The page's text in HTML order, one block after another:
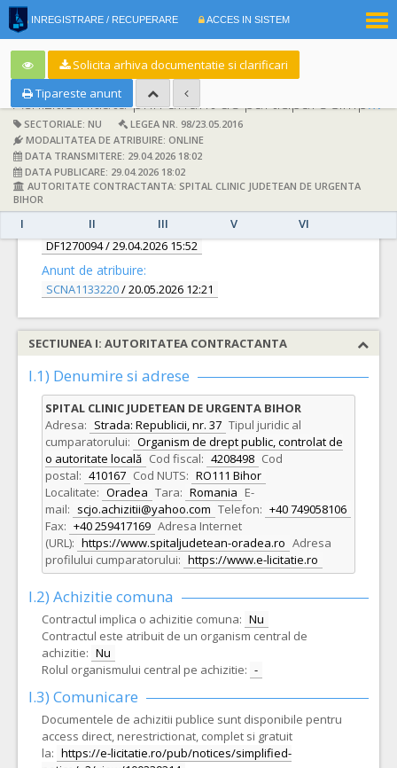
INREGISTRARE / RECUPERARE ACCES IN SISTEM
Solicita arhiva documentatie si clarificari
Tipareste anunt
Achizitie initiata prin anunt de participare simplificat:
SECTORIALE: NU
LEGEA NR. 98/23.05.2016
MODALITATEA DE ATRIBUIRE: ONLINE
DATA TRANSMITERE: 29.04.2026 18:02
DATA PUBLICARE: 29.04.2026 18:02
AUTORITATE CONTRACTANTA: SPITAL CLINIC JUDETEAN DE URGENTA
BIHOR
I II III V VI
DETALII
Documentatie de atribuire:
DF1270094/ 29.04.2026 15:52
Anunt de atribuire:
SCNA1133220/ 20.05.2026 12:21
SECTIUNEA I: AUTORITATEA CONTRACTANTA
I.1) Denumire si adrese
SPITAL CLINIC JUDETEAN DE URGENTA BIHOR
Adresa: Strada: Republicii, nr. 37 Tipul juridic al
cumparatorului: Organism de drept public, controlat de
o autoritate locală Cod fiscal: 4208498 Cod
postal: 410167 Cod NUTS: RO111 Bihor
Localitate: Oradea Tara: Romania E-
mail: scjo.achizitii@yahoo.com Telefon: +40 749058106
Fax: +40 259417169 Adresa Internet
(URL): https://www.spitaljudetean-oradea.ro Adresa
profilului cumparatorului: https://www.e-licitatie.ro
I.2) Achizitie comuna
Contractul implica o achizitie comuna: Nu
Contractul este atribuit de un organism central de
achizitie: Nu
Rolul organismului central pe achizitie: -
I.3) Comunicare
Documentele de achizitii publice sunt disponibile pentru
access direct, nerestrictionat, complet si gratuit
la: https://e-licitatie.ro/pub/notices/simplified-